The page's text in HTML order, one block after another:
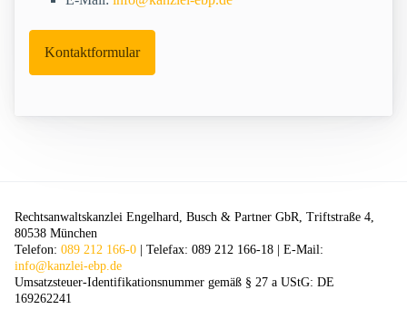
Kontaktformular
Rechtsanwaltskanzlei Engelhard, Busch & Partner GbR, Triftstraße 4,
80538 München
Telefon: 089 212 166-0 | Telefax: 089 212 166-18 | E-Mail:
info@kanzlei-ebp.de
Umsatzsteuer-Identifikationsnummer gemäß § 27 a UStG: DE
169262241